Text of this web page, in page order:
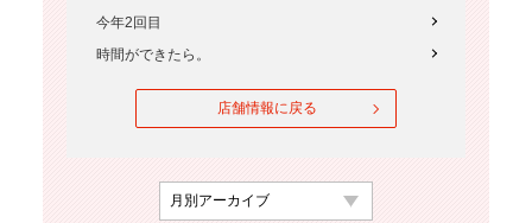
今年2回目
時間ができたら。
店舗情報に戻る